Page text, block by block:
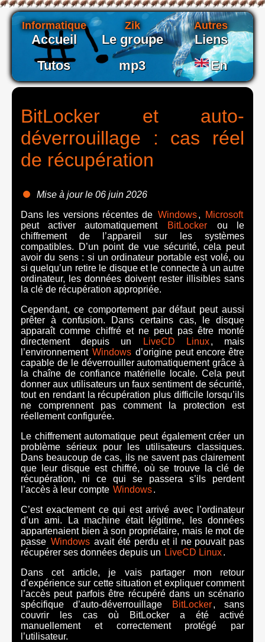
Informatique
Accueil
Tutos
Zik
Le groupe
mp3
Autres
Liens
En
BitLocker et auto-
déverrouillage : cas réel
de récupération
Mise à jour le 06 juin 2026
Dans les versions récentes de Windows,
Microsoft
peut activer automatiquement
BitLocker
ou le
chiffrement de l’appareil sur les systèmes
compatibles. D’un point de vue sécurité, cela peut
avoir du sens : si un ordinateur portable est volé, ou
si quelqu’un retire le disque et le connecte à un autre
ordinateur, les données doivent rester illisibles sans
la clé de récupération appropriée.
Cependant, ce comportement par défaut peut aussi
prêter à confusion. Dans certains cas, le disque
apparaît comme chiffré et ne peut pas être monté
directement depuis un
LiveCD Linux, mais
l’environnement Windows d’origine peut encore être
capable de le déverrouiller automatiquement grâce à
la chaîne de confiance matérielle locale. Cela peut
donner aux utilisateurs un faux sentiment de sécurité,
tout en rendant la récupération plus difficile lorsqu’ils
ne comprennent pas comment la protection est
réellement configurée.
Le chiffrement automatique peut également créer un
problème sérieux pour les utilisateurs classiques.
Dans beaucoup de cas, ils ne savent pas clairement
que leur disque est chiffré, où se trouve la clé de
récupération, ni ce qui se passera s’ils perdent
l’accès à leur compte Windows.
C’est exactement ce qui est arrivé avec l’ordinateur
d’un ami. La machine était légitime, les données
appartenaient bien à son propriétaire, mais le mot de
passe Windows avait été perdu et il ne pouvait pas
récupérer ses données depuis un LiveCD Linux.
Dans cet article, je vais partager mon retour
d’expérience sur cette situation et expliquer comment
l’accès peut parfois être récupéré dans un scénario
spécifique d’auto-déverrouillage
BitLocker, sans
couvrir les cas où BitLocker a été activé
manuellement et correctement protégé par
l’utilisateur.